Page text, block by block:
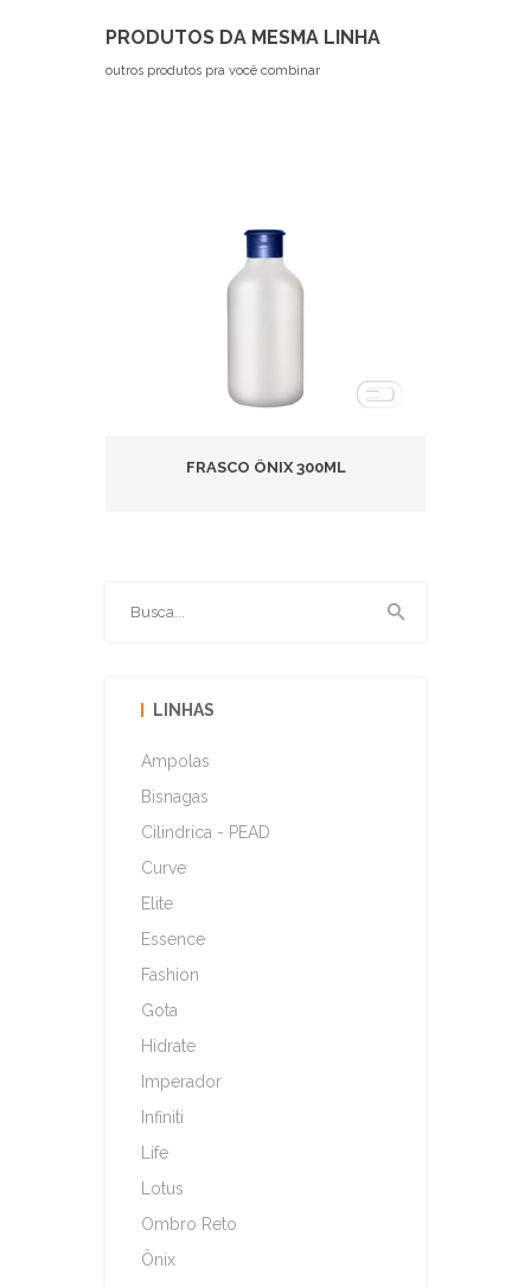
PRODUTOS DA MESMA LINHA
outros produtos pra você combinar
FRASCO ÔNIX 300ML
LINHAS
Ampolas
Bisnagas
Cilindrica - PEAD
Curve
Elite
Essence
Fashion
Gota
Hidrate
Imperador
Infiniti
Life
Lotus
Ombro Reto
Ônix